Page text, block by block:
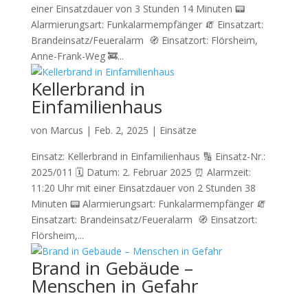
einer Einsatzdauer von 3 Stunden 14 Minuten 📟
Alarmierungsart: Funkalarmempfänger 🧯 Einsatzart:
Brandeinsatz/Feueralarm 🧭 Einsatzort: Flörsheim,
Anne-Frank-Weg 🚒...
Kellerbrand in
Einfamilienhaus
von Marcus | Feb. 2, 2025 | Einsätze
Einsatz: Kellerbrand in Einfamilienhaus 🔢 Einsatz-Nr.:
2025/011 🗓 Datum: 2. Februar 2025 ⏰ Alarmzeit:
11:20 Uhr mit einer Einsatzdauer von 2 Stunden 38
Minuten 📟 Alarmierungsart: Funkalarmempfänger 🧯
Einsatzart: Brandeinsatz/Feueralarm 🧭 Einsatzort:
Flörsheim,...
Brand in Gebäude –
Menschen in Gefahr